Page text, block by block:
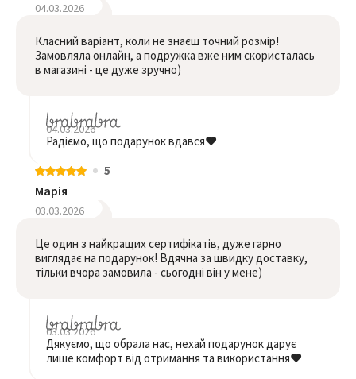
04.03.2026
Класний варіант, коли не знаєш точний розмір!
Замовляла онлайн, а подружка вже ним скористалась
в магазині - це дуже зручно)
04.03.2026
Радіємо, що подарунок вдався❤️
5
Марія
03.03.2026
Це один з найкращих сертифікатів, дуже гарно
виглядає на подарунок! Вдячна за швидку доставку,
тільки вчора замовила - сьогодні він у мене)
03.03.2026
Дякуємо, що обрала нас, нехай подарунок дарує
лише комфорт від отримання та використання❤️